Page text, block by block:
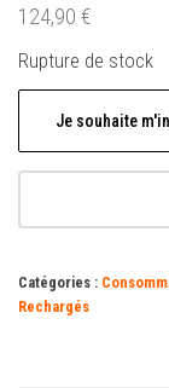
124,90 €
Rupture de stock
Je souhaite
Catégories :
Rechargés